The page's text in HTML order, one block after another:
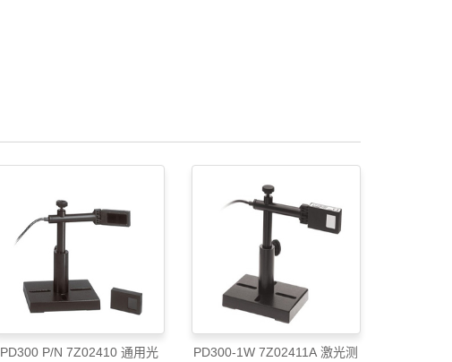
PD300 P/N 7Z02410 通用光
PD300-1W 7Z02411A 激光测